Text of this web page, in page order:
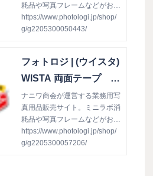
枚入り: 台紙／ホルダ
ー／用品
耗品や写真フレームなどがお値
打ち仕入れでお得意様をサポー
ト！個人事業主の方やフリーラ
5 シートタイプ 125x85mm
（L判） 200枚入り
https://www.photologi.jp/shop/
g/g2205300050443/
フォトロジ | (ウイスタ)
WISTA 両面テープ 9
47 ロールタイプ 12
5x50mm 1巻: 台紙／
ホルダー／用品
ナニワ商会が運営する業務用写
真用品販売サイト。ミニラボ消
耗品や写真フレームなどがお値
打ち仕入れでお得意様をサポー
ト！個人事業主の方やフリーラ
https://www.photologi.jp/shop/
g/g2205300057206/